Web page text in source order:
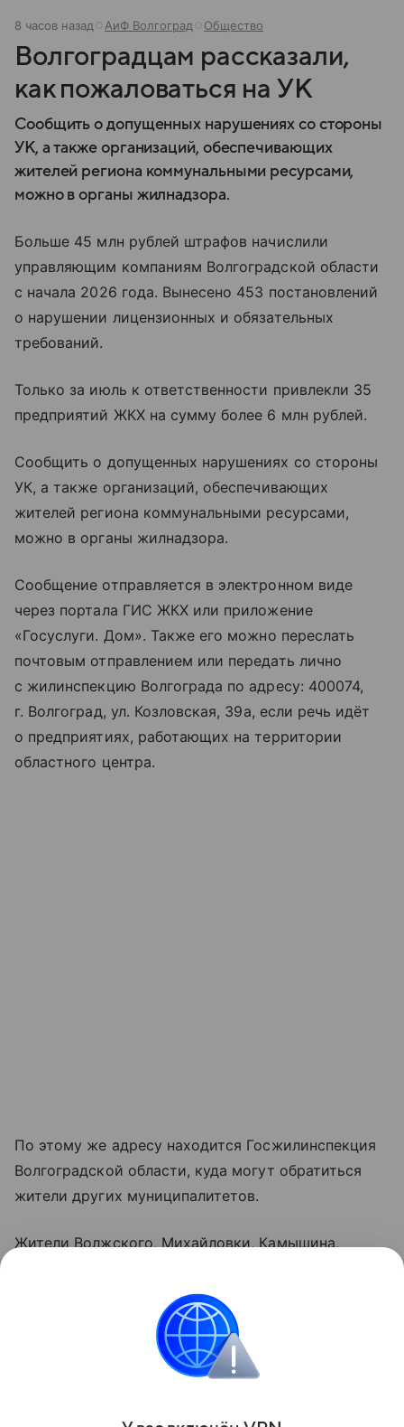
8 часов назад АиФ Волгоград Общество
Волгоградцам рассказали,
как пожаловаться на УК
Сообщить о допущенных нарушениях со стороны
УК, а также организаций, обеспечивающих
жителей региона коммунальными ресурсами,
можно в органы жилнадзора.
Больше 45 млн рублей штрафов начислили
управляющим компаниям Волгоградской области
с начала 2026 года. Вынесено 453 постановлений
о нарушении лицензионных и обязательных
требований.
Только за июль к ответственности привлекли 35
предприятий ЖКХ на сумму более 6 млн рублей.
Сообщить о допущенных нарушениях со стороны
УК, а также организаций, обеспечивающих
жителей региона коммунальными ресурсами,
можно в органы жилнадзора.
Сообщение отправляется в электронном виде
через портала ГИС ЖКХ или приложение
«Госуслуги. Дом». Также его можно переслать
почтовым отправлением или передать лично
с жилинспекцию Волгограда по адресу: 400074,
г. Волгоград, ул. Козловская, 39а, если речь идёт
о предприятиях, работающих на территории
областного центра.
По этому же адресу находится Госжилинспекция
Волгоградской области, куда могут обратиться
жители других муниципалитетов.
Жители Волжского, Михайловки, Камышина,
в местные администрации.
Ранее волгоградцы пожаловались, что тонут
Поделиться